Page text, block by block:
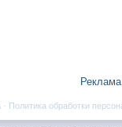
Политика обработки
·